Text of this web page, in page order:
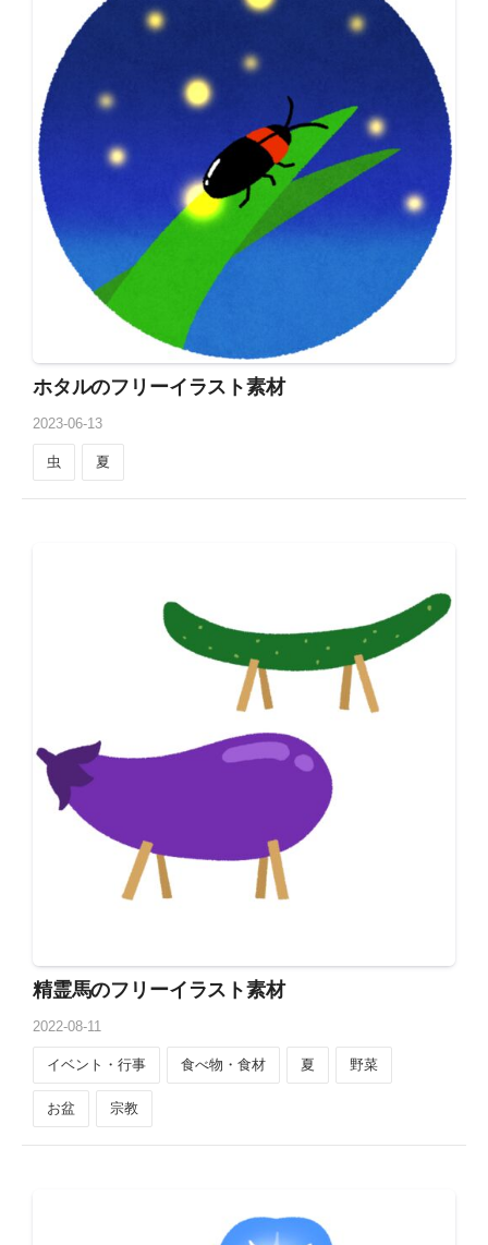
2023-06-13
ホタルのフリーイラスト素材
虫 夏
2022-08-11
精霊馬のフリーイラスト素材
イベント・行事 食べ物・食材 夏 野菜
お盆 宗教